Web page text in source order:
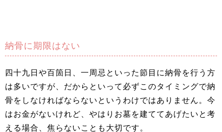
納骨に期限はない
四十九日や百箇日、一周忌といった節目に納骨を行う方
は多いですが、だからといって必ずこのタイミングで納
骨をしなければならないというわけではありません。今
はお金がないけれど、やはりお墓を建ててあげたいと考
える場合、焦らないことも大切です。